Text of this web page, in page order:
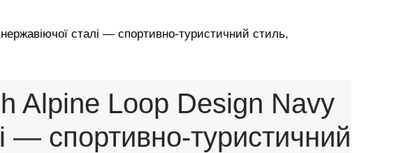
сталі — спортивно-туристичний стиль,
Alpine Loop Design Navy
— спортивно-туристичний